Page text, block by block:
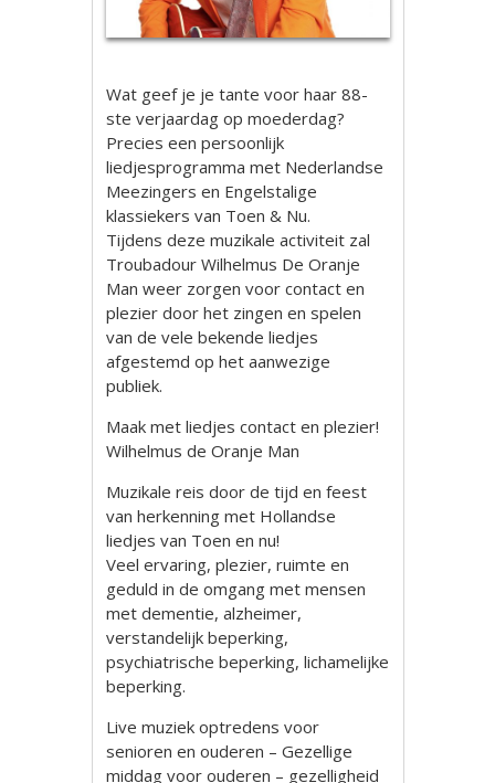
Wat geef je je tante voor haar 88-
ste verjaardag op moederdag?
Precies een persoonlijk
liedjesprogramma met Nederlandse
Meezingers en Engelstalige
klassiekers van Toen & Nu.
Tijdens deze muzikale activiteit zal
Troubadour Wilhelmus De Oranje
Man weer zorgen voor contact en
plezier door het zingen en spelen
van de vele bekende liedjes
afgestemd op het aanwezige
publiek.
Maak met liedjes contact en plezier!
Wilhelmus de Oranje Man
Muzikale reis door de tijd en feest
van herkenning met Hollandse
liedjes van Toen en nu!
Veel ervaring, plezier, ruimte en
geduld in de omgang met mensen
met dementie, alzheimer,
verstandelijk beperking,
psychiatrische beperking, lichamelijke
beperking.
Live muziek optredens voor
senioren en ouderen – Gezellige
middag voor ouderen – gezelligheid